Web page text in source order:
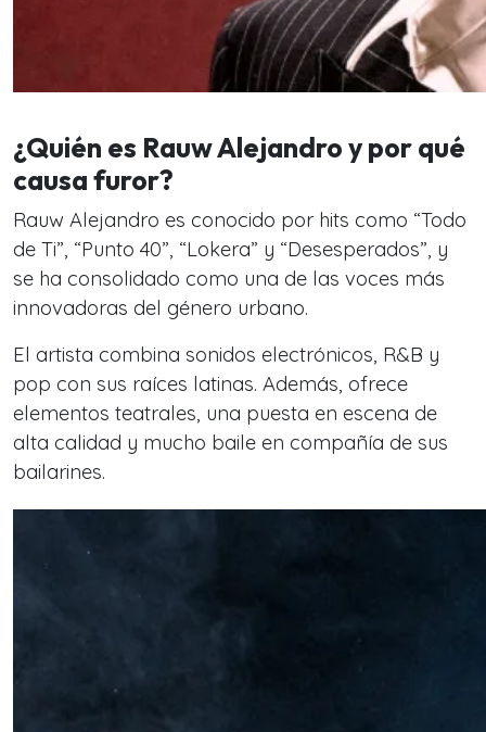
¿Quién es Rauw Alejandro y por qué
causa furor?
Rauw Alejandro es conocido por hits como “Todo
de Ti”, “Punto 40”, “Lokera” y “Desesperados”, y
se ha consolidado como una de las voces más
innovadoras del género urbano.
El artista combina sonidos electrónicos, R&B y
pop con sus raíces latinas. Además, ofrece
elementos teatrales, una puesta en escena de
alta calidad y mucho baile en compañía de sus
bailarines.